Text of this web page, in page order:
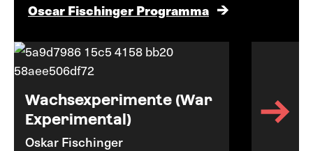
Oscar Fischinger Programma
Wachsexperimente (War
Experimental)
Oskar Fischinger